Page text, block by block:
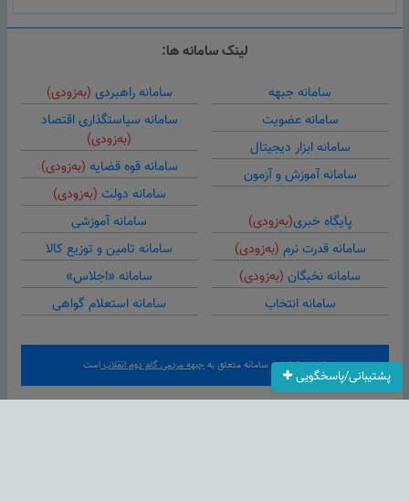
پشتیبانی/پاسخگویی
لینک سامانه ها:
سامانه جبهه
سامانه عضویت
سامانه ابزار دیجیتال
سامانه آموزش و آزمون
سامانه راهبردی (به‌زودی)
سامانه سیاستگذاری اقتصاد
(به‌زودی)
سامانه قوه قضایه (به‌زودی)
سامانه دولت (به‌زودی)
پایگاه خبری(به‌زودی)
سامانه قدرت نرم (به‌زودی)
سامانه نخبگان (به‌زودی)
سامانه انتخاب
سامانه آموزشی
سامانه تامین و توزیع کالا
سامانه «اجلاس»
سامانه استعلام گواهی
کلیه حقوق این سامانه متعلق به جبهه مردمی گام دوم انقلاباست